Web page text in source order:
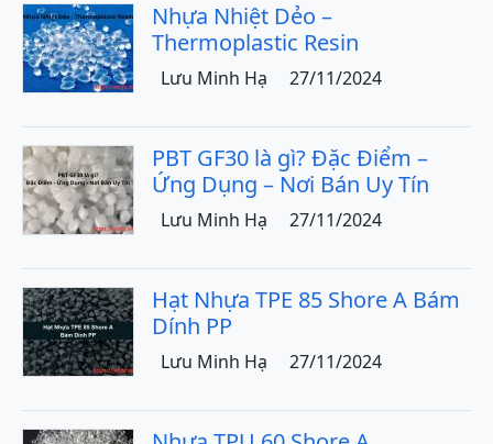
Nhựa Nhiệt Dẻo –
Thermoplastic Resin
Lưu Minh Hạ 27/11/2024
PBT GF30 là gì? Đặc Điểm –
Ứng Dụng – Nơi Bán Uy Tín
Lưu Minh Hạ 27/11/2024
Hạt Nhựa TPE 85 Shore A Bám
Dính PP
Lưu Minh Hạ 27/11/2024